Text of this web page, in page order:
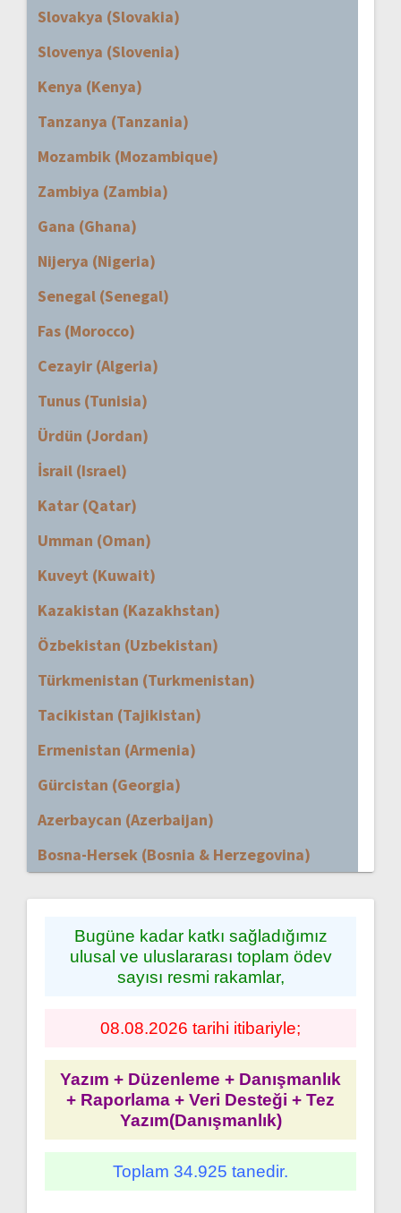
Slovakya (Slovakia)
Slovenya (Slovenia)
Kenya (Kenya)
Tanzanya (Tanzania)
Mozambik (Mozambique)
Zambiya (Zambia)
Gana (Ghana)
Nijerya (Nigeria)
Senegal (Senegal)
Fas (Morocco)
Cezayir (Algeria)
Tunus (Tunisia)
Ürdün (Jordan)
İsrail (Israel)
Katar (Qatar)
Umman (Oman)
Kuveyt (Kuwait)
Kazakistan (Kazakhstan)
Özbekistan (Uzbekistan)
Türkmenistan (Turkmenistan)
Tacikistan (Tajikistan)
Ermenistan (Armenia)
Gürcistan (Georgia)
Azerbaycan (Azerbaijan)
Bosna-Hersek (Bosnia & Herzegovina)
Bugüne kadar katkı sağladığımız
ulusal ve uluslararası toplam ödev
sayısı resmi rakamlar,
08.08.2026 tarihi itibariyle;
Yazım + Düzenleme + Danışmanlık
+ Raporlama + Veri Desteği + Tez
Yazım(Danışmanlık)
Toplam 34.925 tanedir.